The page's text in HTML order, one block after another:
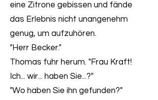
eine Zitrone gebissen und fände
das Erlebnis nicht unangenehm
genug, um aufzuhören.
"Herr Becker."
Thomas fuhr herum. "Frau Kraft!
Ich... wir... haben Sie...?"
"Wo haben Sie ihn gefunden?"